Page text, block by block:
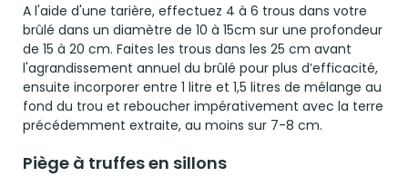
A l'aide d'une tarière, effectuez 4 à 6 trous dans votre
brûlé dans un diamètre de 10 à 15cm sur une profondeur
de 15 à 20 cm. Faites les trous dans les 25 cm avant
l'agrandissement annuel du brûlé pour plus d’efficacité,
ensuite incorporer entre 1 litre et 1,5 litres de mélange au
fond du trou et reboucher impérativement avec la terre
précédemment extraite, au moins sur 7-8 cm.
Piège à truffes en sillons